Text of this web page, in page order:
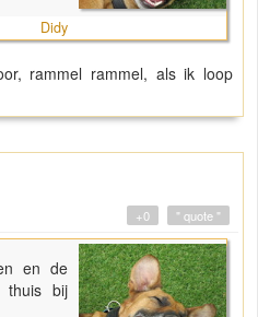
Didy
rammel rammel, als ik loop
" quote "
+0
en de
thuis bij